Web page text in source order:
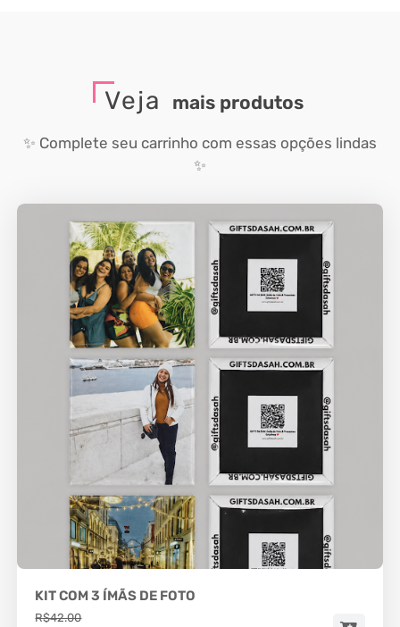
Veja mais produtos
✨ Complete seu carrinho com essas opções lindas
✨
KIT COM 3 ÍMÃS DE FOTO
R$42.00